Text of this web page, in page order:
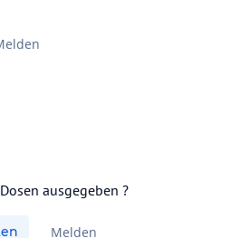
located along the outer
many offering direct beach access.
ausgegeben ?
Melden